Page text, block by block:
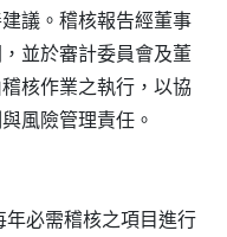
議。稽核報告經董事
並於審計委員會及董
核作業之執行，以協
風險管理責任。
必需稽核之項目進行